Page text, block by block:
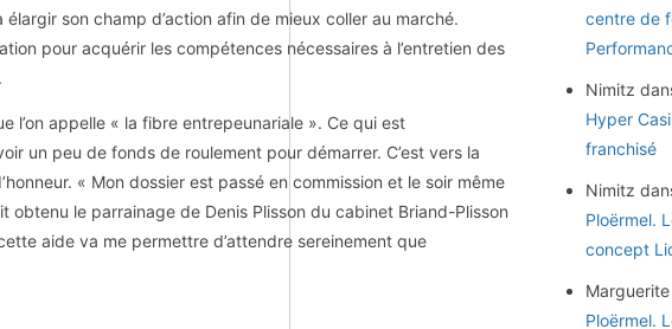
son champ d’action afin de mieux coller au marché.
pour acquérir les compétences nécessaires à l’entretien des
l’on appelle « la fibre entrepeunariale ». Ce qui est
un peu de fonds de roulement pour démarrer. C’est vers la
« Mon dossier est passé en commission et le soir même
obtenu le parrainage de Denis Plisson du cabinet Briand-Plisson
aide va me permettre d’attendre sereinement que
centre de
Nimitz
Hyper
franchisé
Nimitz
Ploërmel.
concept
Marguerite
Ploërmel.